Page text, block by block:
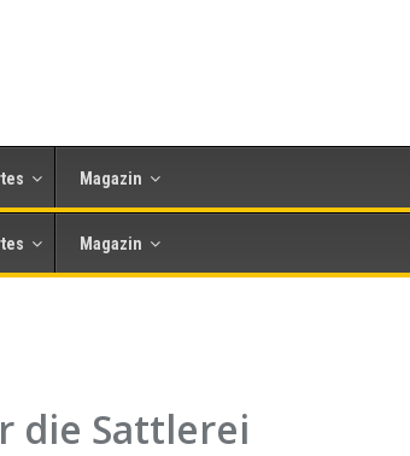
Magazin
Magazin
die Sattlerei